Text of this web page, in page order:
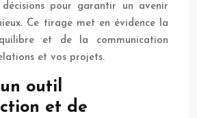
pour garantir un avenir
Ce tirage met en évidence la
et de la communication
et vos projets.
outil
et de